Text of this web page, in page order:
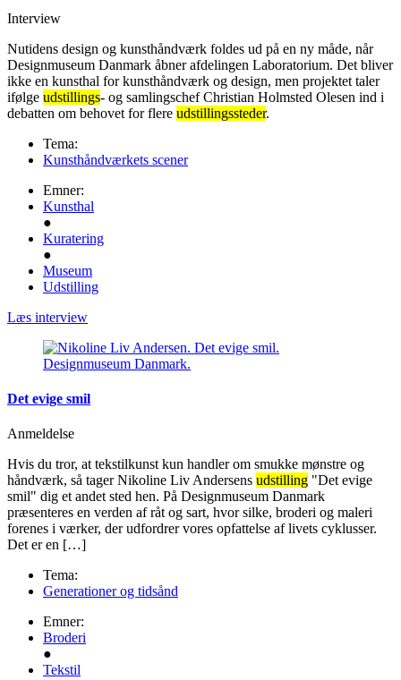
Interview
Nutidens design og kunsthåndværk foldes ud på en ny måde, når
Designmuseum Danmark åbner afdelingen Laboratorium. Det bliver
ikke en kunsthal for kunsthåndværk og design, men projektet taler
ifølge udstillings- og samlingschef Christian Holmsted Olesen ind i
debatten om behovet for flere udstillingssteder.
Tema:
Kunsthåndværkets scener
Emner:
Kunsthal
●
Kuratering
●
Museum
Udstilling
Læs interview
Det evige smil
Anmeldelse
Hvis du tror, at tekstilkunst kun handler om smukke mønstre og
håndværk, så tager Nikoline Liv Andersens udstilling "Det evige
smil" dig et andet sted hen. På Designmuseum Danmark
præsenteres en verden af råt og sart, hvor silke, broderi og maleri
forenes i værker, der udfordrer vores opfattelse af livets cyklusser.
Det er en […]
Tema:
Generationer og tidsånd
Emner:
Broderi
●
Tekstil